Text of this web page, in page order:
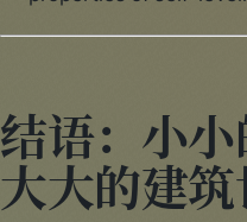
结语：小小
大大的建